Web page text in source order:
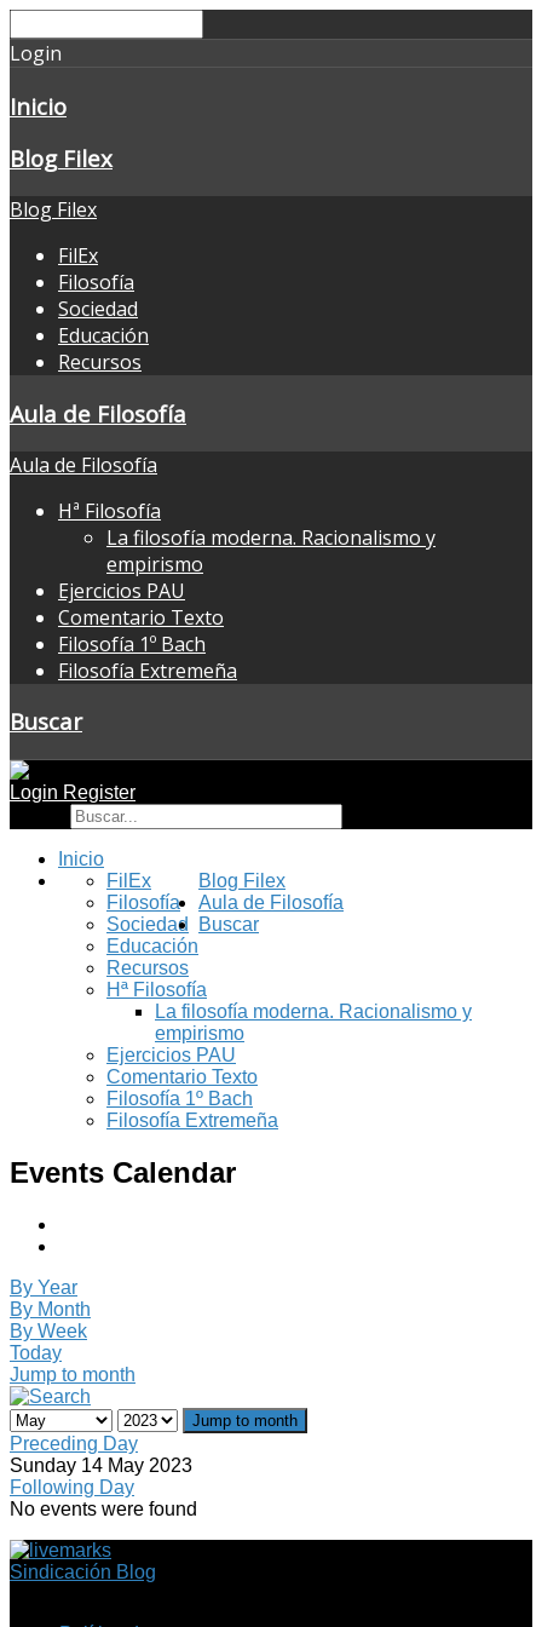
Login
Inicio
Blog Filex
Blog Filex
FilEx
Filosofía
Sociedad
Educación
Recursos
Aula de Filosofía
Aula de Filosofía
Hª Filosofía
La filosofía moderna. Racionalismo y
empirismo
Ejercicios PAU
Comentario Texto
Filosofía 1º Bach
Filosofía Extremeña
Buscar
Login Register
Inicio
Blog Filex
FilEx
Filosofía
Sociedad
Educación
Recursos
Aula de Filosofía
Hª Filosofía
La filosofía moderna. Racionalismo y
empirismo
Ejercicios PAU
Comentario Texto
Filosofía 1º Bach
Filosofía Extremeña
Buscar
Events Calendar
By Year
By Month
By Week
Today
Jump to month
Jump to month
Preceding Day
Sunday 14 May 2023
Following Day
No events were found
Sindicación Blog